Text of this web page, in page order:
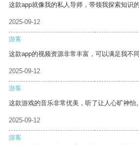
这款app就像我的私人导师，带领我探索知识的
2025-09-12
游客
这款app的视频资源非常丰富，可以满足我不
2025-09-12
游客
这款游戏的音乐非常优美，听了让人心旷神怡。
2025-09-12
游客